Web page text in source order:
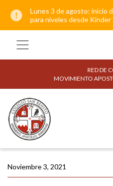
Lunes 3 de agosto: inicio
para niveles desde Kínder
RED DE
MOVIMIENTO
Noviembre 3, 2021